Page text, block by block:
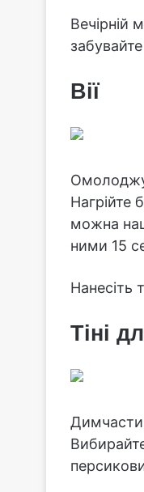
Вечірній
Вії
Нагрійте
можна
ними 15
Нанесіть
Тіні